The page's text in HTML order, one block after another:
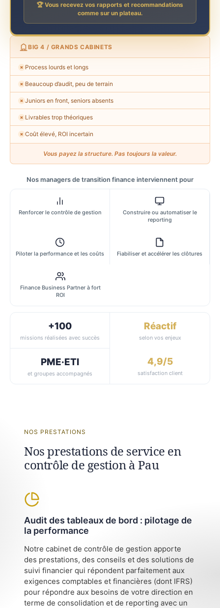
🏆 Vous recevez vos rapports et recommandations
comme sur un plateau.
BIG 4 / GRANDS CABINETS
✗ Process lourds et longs
✗ Beaucoup d’audit, peu de terrain
✗ Juniors en front, seniors absents
✗ Livrables trop théoriques
✗ Coût élevé, ROI incertain
Vous payez la structure. Pas toujours la valeur.
Nos managers de transition finance interviennent pour
Renforcer le contrôle de gestion
Construire ou automatiser le
reporting
Piloter la performance et les coûts Fiabiliser et accélérer les clôtures
Finance Business Partner à fort
ROI
+100
missions réalisées avec succès
Réactif
selon vos enjeux
PME·ETI
et groupes accompagnés
4,9/5
satisfaction client
NOS PRESTATIONS
Nos prestations de service en
contrôle de gestion à Pau
Audit des tableaux de bord : pilotage de
la performance
Notre cabinet de contrôle de gestion apporte
des prestations, des conseils et des solutions de
suivi financier qui répondent parfaitement aux
exigences comptables et financières (dont IFRS)
pour répondre aux besoins de votre direction en
terme de consolidation et de reporting avec un